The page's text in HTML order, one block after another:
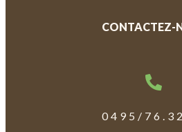
CONTACTEZ-
0495/